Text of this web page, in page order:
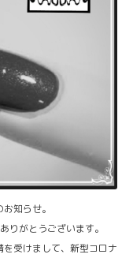
知らせ。
りがとうございます。
受けまして、新型コロナ